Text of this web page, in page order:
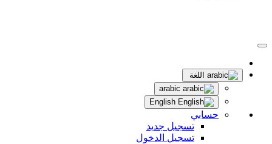
اللغة
حسابي
تسجيل جديد
تسجيل الدخول